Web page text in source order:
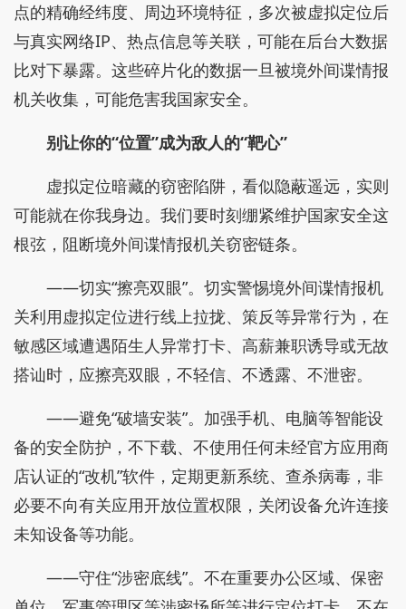
点的精确经纬度、周边环境特征，多次被虚拟定位后
与真实网络IP、热点信息等关联，可能在后台大数据
比对下暴露。这些碎片化的数据一旦被境外间谍情报
机关收集，可能危害我国家安全。
别让你的“位置”成为敌人的“靶心”
虚拟定位暗藏的窃密陷阱，看似隐蔽遥远，实则
可能就在你我身边。我们要时刻绷紧维护国家安全这
根弦，阻断境外间谍情报机关窃密链条。
——切实“擦亮双眼”。切实警惕境外间谍情报机
关利用虚拟定位进行线上拉拢、策反等异常行为，在
敏感区域遭遇陌生人异常打卡、高薪兼职诱导或无故
搭讪时，应擦亮双眼，不轻信、不透露、不泄密。
——避免“破墙安装”。加强手机、电脑等智能设
备的安全防护，不下载、不使用任何未经官方应用商
店认证的“改机”软件，定期更新系统、查杀病毒，非
必要不向有关应用开放位置权限，关闭设备允许连接
未知设备等功能。
——守住“涉密底线”。不在重要办公区域、保密